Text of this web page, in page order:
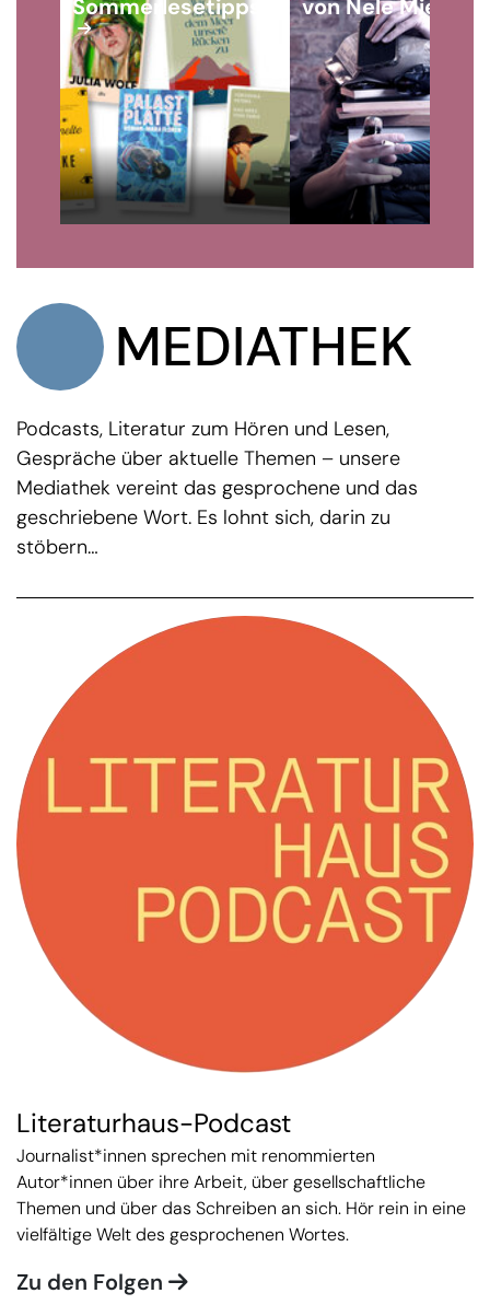
Sommerlesetipps von Nele Miesner
MEDIATHEK
Podcasts, Literatur zum Hören und Lesen,
Gespräche über aktuelle Themen – unsere
Mediathek vereint das gesprochene und das
geschriebene Wort. Es lohnt sich, darin zu
stöbern…
Literaturhaus-Podcast
Journalist*innen sprechen mit renommierten
Autor*innen über ihre Arbeit, über gesellschaftliche
Themen und über das Schreiben an sich. Hör rein in eine
vielfältige Welt des gesprochenen Wortes.
Zu den Folgen